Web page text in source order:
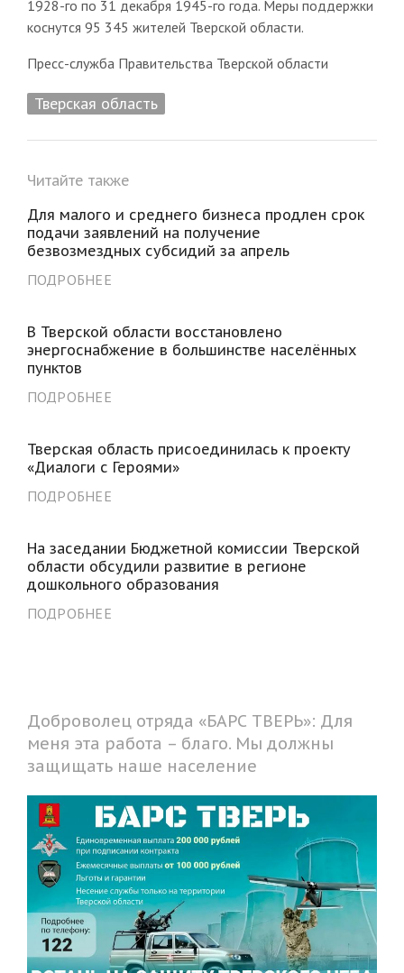
1928-го по 31 декабря 1945-го года. Меры поддержки
коснутся 95 345 жителей Тверской области.
Пресс-служба Правительства Тверской области
Тверская область
Читайте также
Для малого и среднего бизнеса продлен срок
подачи заявлений на получение
безвозмездных субсидий за апрель
ПОДРОБНЕЕ
В Тверской области восстановлено
энергоснабжение в большинстве населённых
пунктов
ПОДРОБНЕЕ
Тверская область присоединилась к проекту
«Диалоги с Героями»
ПОДРОБНЕЕ
На заседании Бюджетной комиссии Тверской
области обсудили развитие в регионе
дошкольного образования
ПОДРОБНЕЕ
Доброволец отряда «БАРС ТВЕРЬ»: Для
меня эта работа – благо. Мы должны
защищать наше население